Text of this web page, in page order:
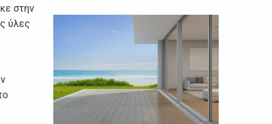
στην
ύλες